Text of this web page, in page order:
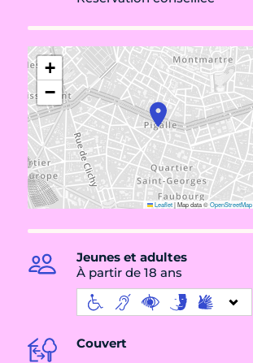
+
−
Leaflet|Map data ©OpenStreetMap
Jeunes et adultes
À partir de 18 ans
Couvert